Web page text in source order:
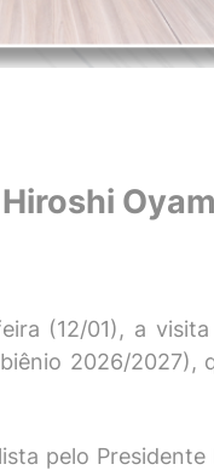
(12/01), a
2026/2027),
pelo Presidente